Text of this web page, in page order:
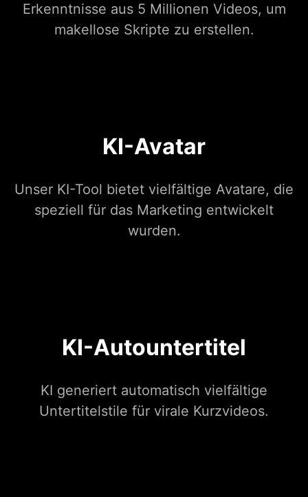
Erkenntnisse aus 5 Millionen Videos, um
makellose Skripte zu erstellen.
KI-Avatar
Unser KI-Tool bietet vielfältige Avatare, die
speziell für das Marketing entwickelt
wurden.
KI-Autountertitel
KI generiert automatisch vielfältige
Untertitelstile für virale Kurzvideos.